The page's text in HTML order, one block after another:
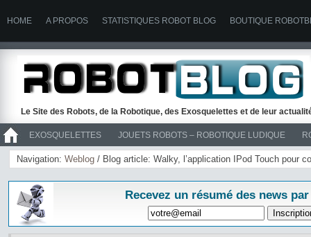
HOME A PROPOS STATISTIQUES ROBOT BLOG BOUTIQUE
Le Site des Robots, de la Robotique, des Exosquelettes et de leur
EXOSQUELETTES JOUETS ROBOTS – ROBOTIQUE LUDIQUE
>> ROBOTS
Navigation: Weblog / Blog article: Walky, l’application IPod Touch pour
Recevez un résumé des news